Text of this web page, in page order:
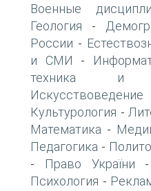
Военные
Геология -
России -
и СМИ -
техника и
Искусствоведение
Культурология -
Математика -
Педагогика -
- Право України
Психология -